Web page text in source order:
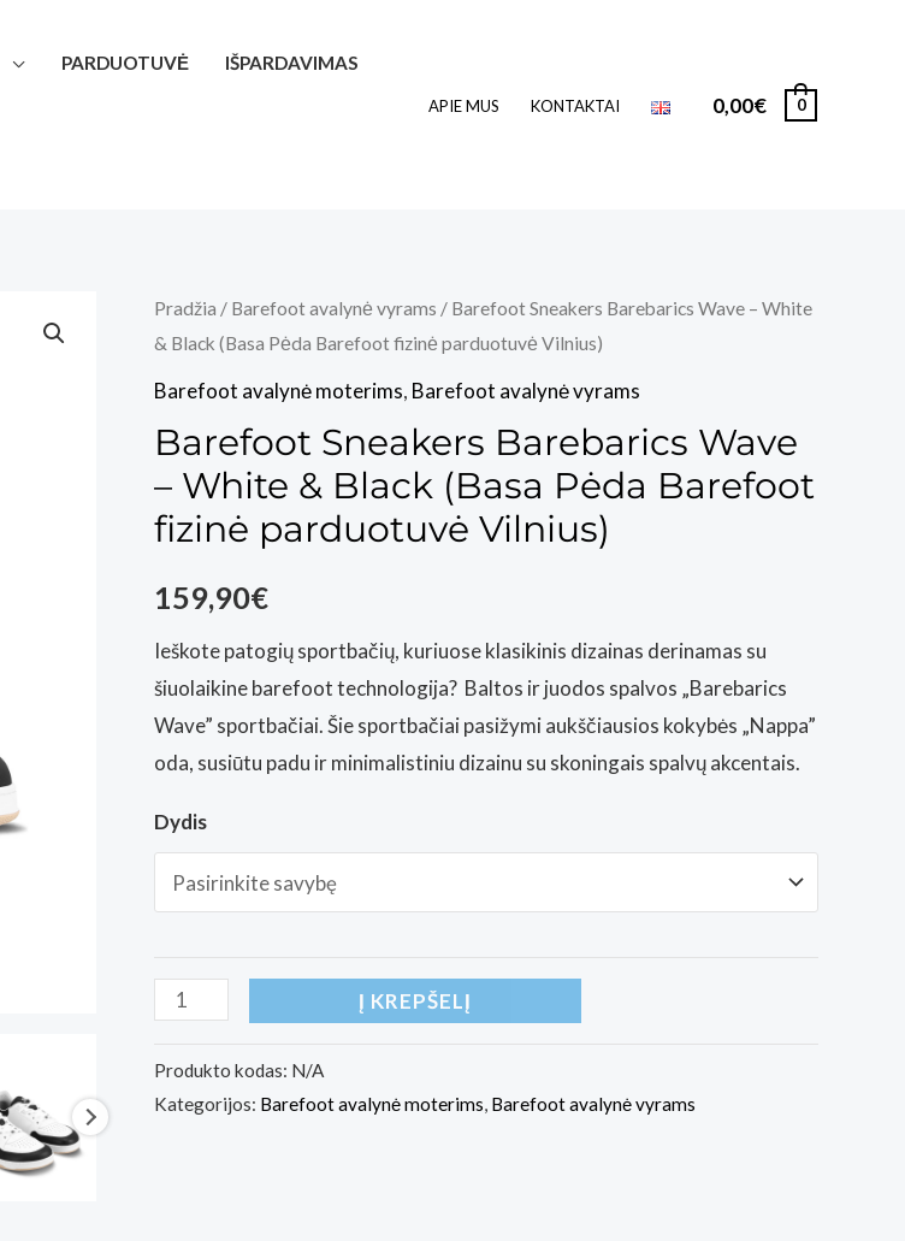
PARDUOTUVĖ IŠPARDAVIMAS
APIE MUS KONTAKTAI 0,00€ 0
Pradžia / Barefoot avalynė vyrams / Barefoot Sneakers Barebarics Wave – White
& Black (Basa Pėda Barefoot fizinė parduotuvė Vilnius)
Barefoot avalynė moterims, Barefoot avalynė vyrams
Barefoot Sneakers Barebarics Wave
– White & Black (Basa Pėda Barefoot
fizinė parduotuvė Vilnius)
159,90€
Ieškote patogių sportbačių, kuriuose klasikinis dizainas derinamas su
šiuolaikine barefoot technologija? Baltos ir juodos spalvos „Barebarics
Wave” sportbačiai. Šie sportbačiai pasižymi aukščiausios kokybės „Nappa”
oda, susiūtu padu ir minimalistiniu dizainu su skoningais spalvų akcentais.
Dydis
produkto
Barefoot
Sneakers
Į KREPŠELĮ
Produkto kodas: N/A
Kategorijos: Barefoot avalynė moterims, Barefoot avalynė vyrams